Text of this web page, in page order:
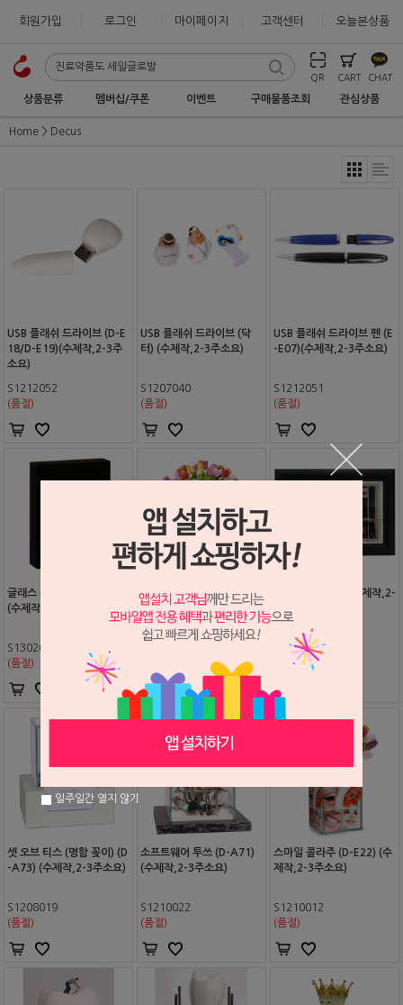
회원가입 로그인 마이페이지 고객센터 오늘본상품
QR CART CHAT
상품분류 멤버십/쿠폰 이벤트 구매물품조회 관심상품
Home Decus
USB 플래쉬 드라이브 (D-E
18/D-E19)(수제작,2-3주
소요)
S1212052
(품절)
USB 플래쉬 드라이브 (닥
터) (수제작,2-3주소요)
S1207040
(품절)
USB 플래쉬 드라이브 펜 (E
-E07)(수제작,2-3주소요)
S1212051
(품절)
글래스 투쓰 (LED) (D-E24)
(수제작,2-3주소요)
S1302011
(품절)
베이스 투쓰(D-E20) (수제
작,2-3주소요)
블리칭 (D-A20) (수제작,2-
S1210020
(품절)
셋 오브 티스 (명함 꽂이) (D
-A73) (수제작,2-3주소요)
S1208019
(품절)
소프트웨어 투쓰 (D-A71)
(수제작,2-3주소요)
S1210022
(품절)
스마일 콜라주 (D-E22) (수
제작,2-3주소요)
S1210012
(품절)
일주일간 열지 않기